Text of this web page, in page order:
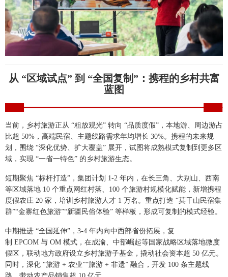
从 “区域试点” 到 “全国复制”：携程的乡村共富
蓝图
当前，乡村旅游正从 “粗放观光” 转向 “品质度假”，本地游、周边游占
比超 50%，高端民宿、主题线路需求年均增长 30%。携程的未来规
划，围绕 “深化优势、扩大覆盖” 展开，试图将成熟模式复制到更多区
域，实现 “一省一特色” 的乡村旅游生态。
短期聚焦 “标杆打造”，集团计划 1-2 年内，在长三角、大别山、西南
等区域落地 10 个重点网红村落、100 个旅游村规模化赋能，新增携程
度假农庄 20 家，培训乡村旅游人才 1 万名。重点打造 “莫干山民宿集
群”“金寨红色旅游”“新疆民俗体验” 等样板，形成可复制的模式经验。
中期推进 “全国延伸”，3-4 年内向中西部省份拓展，复
制 EPCOM 与 OM 模式，在成渝、中部崛起等国家战略区域落地微度
假区，联动地方政府设立乡村旅游子基金，撬动社会资本超 50 亿元。
同时，深化 “旅游 + 农业”“旅游 + 非遗” 融合，开发 100 条主题线